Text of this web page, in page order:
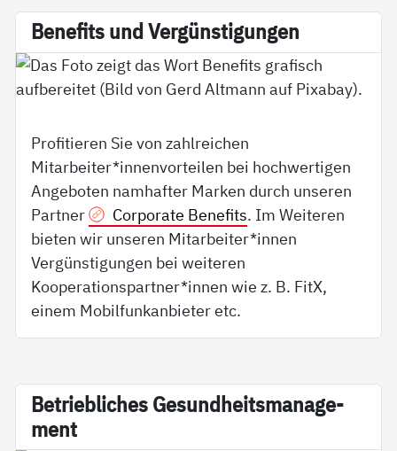
Be­ne­fits und Ver­güns­ti­gun­gen
Profitieren Sie von zahlreichen
Mitarbeiter*innenvorteilen bei hochwertigen
Angeboten namhafter Marken durch unseren
Partner
Corporate Benefits. Im Weiteren
bieten wir unseren Mitarbeiter*innen
Vergünstigungen bei weiteren
Kooperationspartner*innen wie z. B. FitX,
einem Mobilfunkanbieter etc.
Be­trieb­li­ches Ge­sund­heits­ma­na­ge­
ment